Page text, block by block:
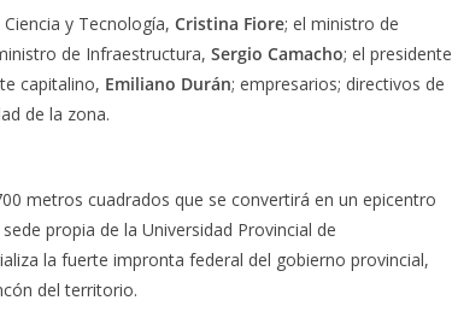
y Tecnología, Cristina Fiore; el ministro de
de Infraestructura, Sergio Camacho; el presidente
capitalino, Emiliano Durán; empresarios; directivos de
de la zona.
metros cuadrados que se convertirá en un epicentro
propia de la Universidad Provincial de
la fuerte impronta federal del gobierno provincial,
del territorio.